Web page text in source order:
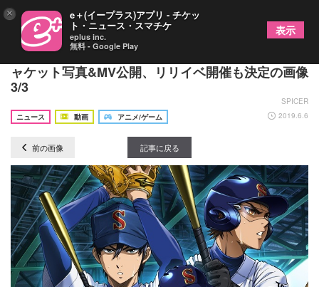
内田真礼9thシングル「鼓動エスカレーション」ジ
ャケット写真&MV公開、リリイベ開催も決定の画像
3/3
SPICER
ニュース
動画 アニメ/ゲーム 2019.6.6
前の画像 記事に戻る
× e＋(イープラス)アプリ - チケッ
ト・ニュース・スマチケ
eplus inc.
無料 - Google Play
表示